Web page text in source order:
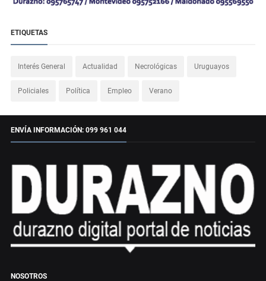
ETIQUETAS
Interés General Actualidad Necrológicas Uruguayos
Policiales Política Empleo Verano
ENVÍA INFORMACIÓN: 099 961 044
NOSOTROS